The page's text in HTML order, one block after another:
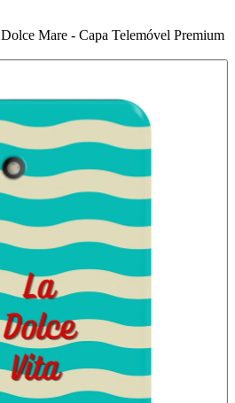
Dolce Mare - Capa Telemóvel Premium